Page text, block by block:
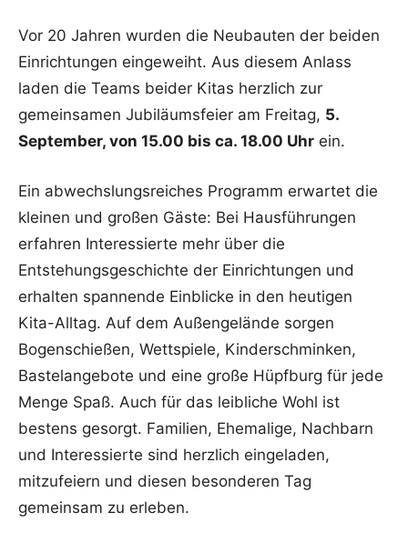
Vor 20 Jahren wurden die Neubauten der beiden
Einrichtungen eingeweiht. Aus diesem Anlass
laden die Teams beider Kitas herzlich zur
gemeinsamen Jubiläumsfeier am Freitag, 5.
September, von 15.00 bis ca. 18.00 Uhr ein.
Ein abwechslungsreiches Programm erwartet die
kleinen und großen Gäste: Bei Hausführungen
erfahren Interessierte mehr über die
Entstehungsgeschichte der Einrichtungen und
erhalten spannende Einblicke in den heutigen
Kita-Alltag. Auf dem Außengelände sorgen
Bogenschießen, Wettspiele, Kinderschminken,
Bastelangebote und eine große Hüpfburg für jede
Menge Spaß. Auch für das leibliche Wohl ist
bestens gesorgt. Familien, Ehemalige, Nachbarn
und Interessierte sind herzlich eingeladen,
mitzufeiern und diesen besonderen Tag
gemeinsam zu erleben.